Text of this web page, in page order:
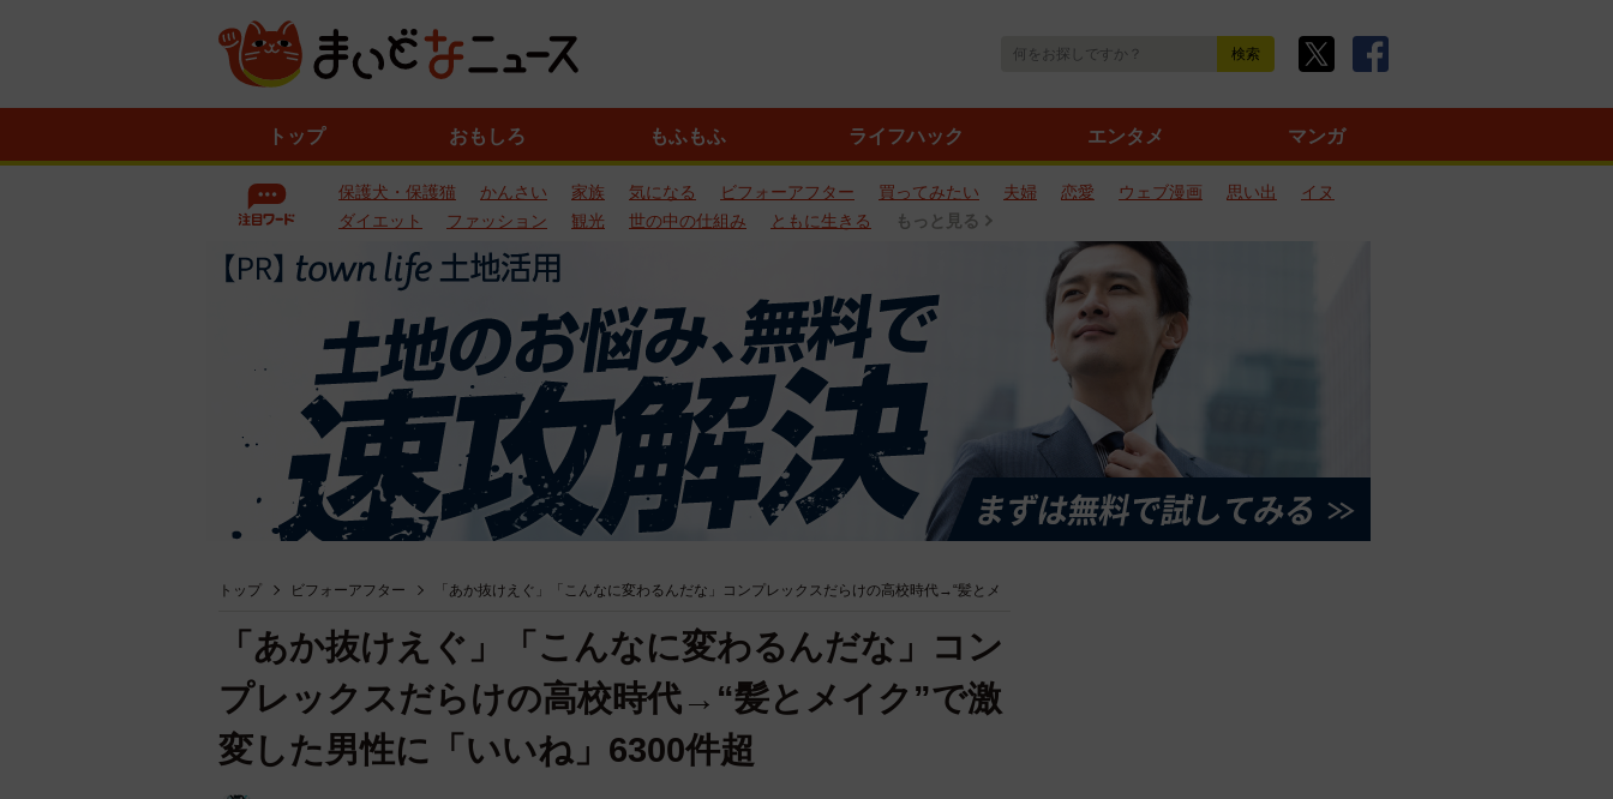
トップ おもしろ もふもふ ライフハック エンタメ マンガ
保護犬・保護猫 かんさい 家族 気になる ビフォーアフター 買ってみたい 夫婦 恋愛 ウェブ漫画 思い出
イヌ
ダイエット
ファッション 観光 世の中の仕組み ともに生きる もっと見る
トップ ビフォーアフター 「あか抜けえぐ」「こんなに変わるんだな」コンプレックスだらけの高校時代→“髪とメ
「あか抜けえぐ」「こんなに変わるんだな」コン
プレックスだらけの高校時代→“髪とメイク”で激
変した男性に「いいね」6300件超